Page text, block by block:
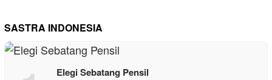
SASTRA INDONESIA
Elegi Sebatang Pensil